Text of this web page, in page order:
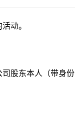
动。
股东本人（带身份